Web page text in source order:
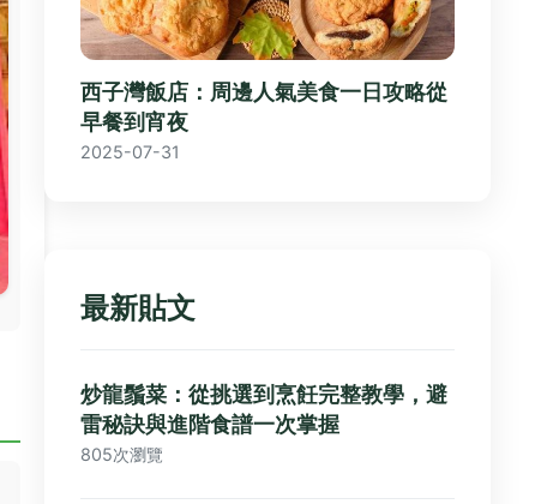
西子灣飯店：周邊人氣美食一日攻略從
早餐到宵夜
2025-07-31
最新貼文
炒龍鬚菜：從挑選到烹飪完整教學，避
雷秘訣與進階食譜一次掌握
805次瀏覽